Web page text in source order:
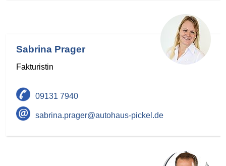
Sabrina Prager
Fakturistin
09131 7940
sabrina.prager@autohaus-pickel.de